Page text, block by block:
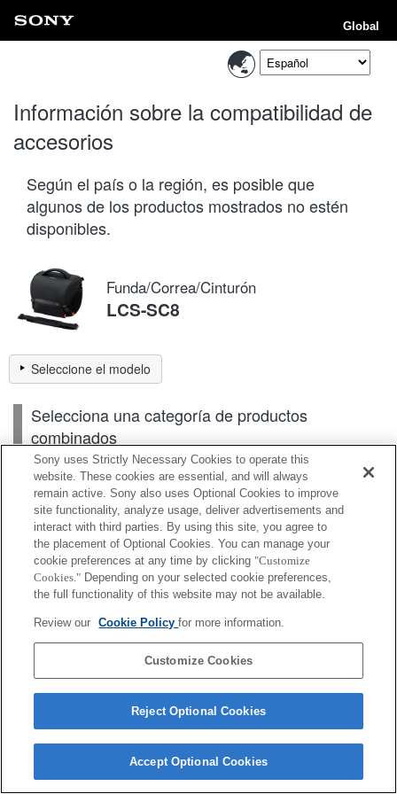
Global
Información sobre la compatibilidad de
accesorios
Según el país o la región, es posible que
algunos de los productos mostrados no estén
disponibles.
Funda/Correa/Cinturón
LCS-SC8
Seleccione el modelo
Selecciona una categoría de productos
combinados
Cuerpo
Según el país o la región, es posible que algunos de
los productos mostrados no estén disponibles.
Terms of Use Contact Us Cookie Policy
Sony uses Strictly Necessary Cookies to operate this
website. These cookies are essential, and will always
remain active. Sony also uses Optional Cookies to improve
site functionality, analyze usage, deliver advertisements and
interact with third parties. By using this site, you agree to
the placement of Optional Cookies. You can manage your
cookie preferences at any time by clicking "Customize
Cookies." Depending on your selected cookie preferences,
the full functionality of this website may not be available.
Review our Cookie Policyfor more information.
Customize Cookies
Reject Optional Cookies
Accept Optional Cookies